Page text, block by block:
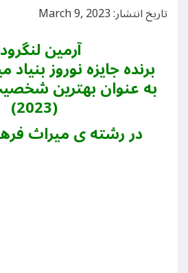
تاریخ انتشار: March 9, 2023
آرمین
برنده جایزه نوروز بنیاد
(2023)
در رشته ی میراث